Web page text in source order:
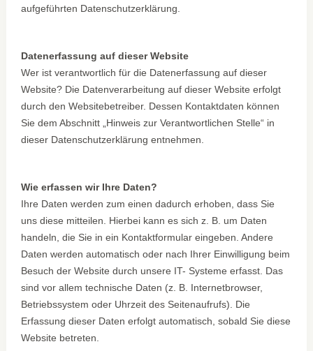
aufgeführten Datenschutzerklärung.
Datenerfassung auf dieser Website
Wer ist verantwortlich für die Datenerfassung auf dieser
Website? Die Datenverarbeitung auf dieser Website erfolgt
durch den Websitebetreiber. Dessen Kontaktdaten können
Sie dem Abschnitt „Hinweis zur Verantwortlichen Stelle“ in
dieser Datenschutzerklärung entnehmen.
Wie erfassen wir Ihre Daten?
Ihre Daten werden zum einen dadurch erhoben, dass Sie
uns diese mitteilen. Hierbei kann es sich z. B. um Daten
handeln, die Sie in ein Kontaktformular eingeben. Andere
Daten werden automatisch oder nach Ihrer Einwilligung beim
Besuch der Website durch unsere IT- Systeme erfasst. Das
sind vor allem technische Daten (z. B. Internetbrowser,
Betriebssystem oder Uhrzeit des Seitenaufrufs). Die
Erfassung dieser Daten erfolgt automatisch, sobald Sie diese
Website betreten.